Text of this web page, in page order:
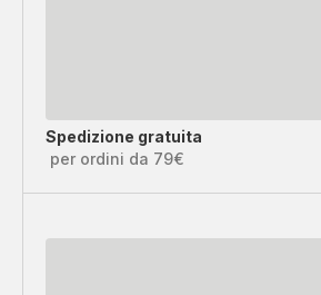
Spedizione gratuita
per ordini da 79€